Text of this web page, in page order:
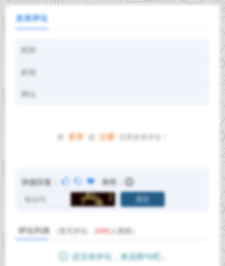
发表评论
请 登录 或 注册 后再发表评论！
快捷回复： 表情：
评论列表 （暂无评论， 2005人围观）
还没有评论，来说两句吧...